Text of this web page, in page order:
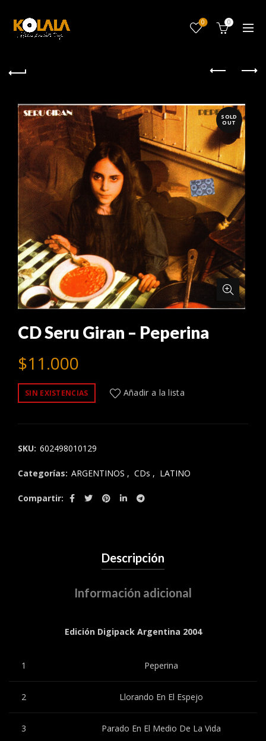
0 0
SOLD
OUT
CD Seru Giran – Peperina
$11.000
SIN EXISTENCIAS Añadir a la lista
SKU: 602498010129
Categorías: ARGENTINOS , CDs , LATINO
Compartir
Descripción
Información adicional
Edición Digipack Argentina 2004
1 Peperina
2 Llorando En El Espejo
3 Parado En El Medio De La Vida